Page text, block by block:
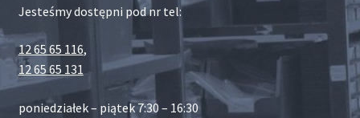
Jesteśmy dostępni pod nr tel:
12 65 65 116,
12 65 65 131
poniedziałek – piątek 7:30 – 16:30